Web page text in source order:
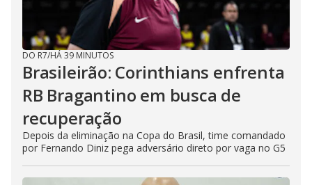
DO R7/HÁ 39 MINUTOS
Brasileirão: Corinthians enfrenta
RB Bragantino em busca de
recuperação
Depois da eliminação na Copa do Brasil, time comandado
por Fernando Diniz pega adversário direto por vaga no G5